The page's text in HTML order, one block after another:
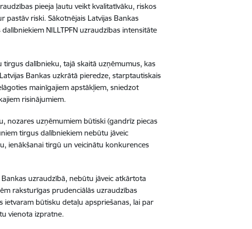
pieeja ļautu veikt kvalitatīvāku, riskos
riski. Sākotnējais Latvijas Bankas
NILLTPFN uzraudzības intensitāte
dalībnieku, tajā skaitā uzņēmumus, kas
Bankas uzkrātā pieredze, starptautiskais
mainīgajiem apstākļiem, sniedzot
risinājumiem.
nozares uzņēmumiem būtiski (gandrīz piecas
tirgus dalībniekiem nebūtu jāveic
ienākšanai tirgū un veicinātu konkurences
uzraudzībā, nebūtu jāveic atkārtota
raksturīgas prudenciālās uzraudzības
ietvaram būtisku detaļu apspriešanas, lai par
vienota izpratne.